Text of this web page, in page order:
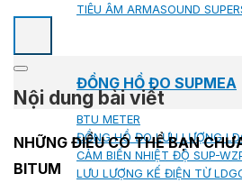
TIÊU ÂM ARMASOUND
ĐỒNG HỒ ĐO SUPMEA
BTU METER
ĐỒNG HỒ ĐO LƯU LƯỢNG
CẢM BIẾN NHIỆT ĐỘ SUP-
LƯU LƯỢNG KẾ ĐIỆN TỪ
Nội dung bài viết
NHỮNG ĐIỀU CÓ THỂ BẠN
BITUM